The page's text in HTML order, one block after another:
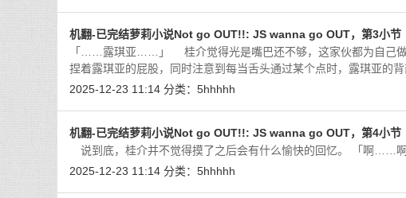
机翻-已完结萝莉小说Not go OUT!!: JS wanna go OUT，第3小节
「……露琪亚……」 桂介觉得光是嘴巴还不够，这家伙都为自己
捏着露琪亚的屁股，同时注意到每当舌头通过某个点时，露琪亚的
2025-12-23 11:14 分类： 5hhhhh
机翻-已完结萝莉小说Not go OUT!!: JS wanna go OUT，第4小节
说到底，桂介并不觉得摸了之后会有什么愉快的回忆。 「啊……
2025-12-23 11:14 分类： 5hhhhh